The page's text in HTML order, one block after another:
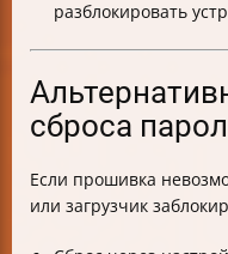
разблокировать
сброса
Если прошивка
или загрузчик